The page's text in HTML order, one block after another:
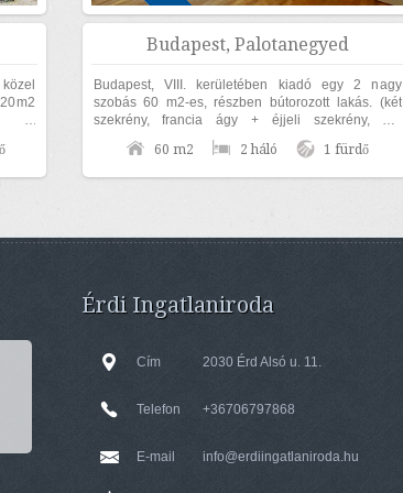
3
Budapest, Palotanegyed
Budapest, VIII. kerületében kiadó egy 2 nagy
szobás 60 m2-es, részben bútorozott lakás. (két
szekrény, francia ágy + éjjeli szekrény, ülő
garnitúra, étkező garnitúra). Az ingatlan...
60 m2 2 háló 1 fürdő
Érdi Ingatlaniroda
Cím 2030 Érd Alsó u. 11.
Telefon +36706797868
E-mail info@erdiingatlaniroda.hu